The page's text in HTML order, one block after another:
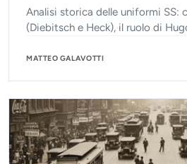
Analisi storica delle uniformi SS:
(Diebitsch e Heck), il ruolo di
MATTEO GALAVOTTI